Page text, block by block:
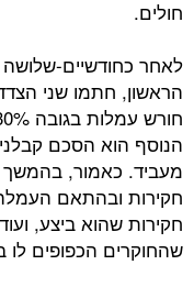
שלושה ממועד
שני הצדדים על
חורש עמלות
קבלני בו אין בין
בהמשך חורש
חקירות
לו ביצעו.